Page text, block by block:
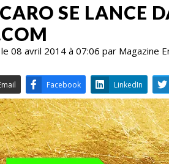
SE LANCE
08 avril 2014 à 07:06 par Magazine
Email Facebook